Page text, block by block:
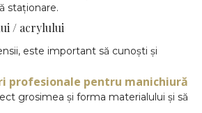
staționare.
/ acrylului
este important să cunoști și
profesionale pentru manichiură
grosimea și forma materialului și să